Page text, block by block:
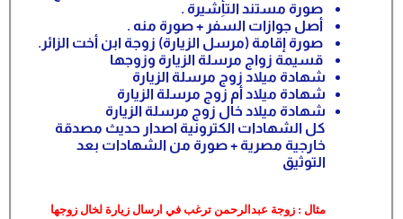
صورة مستند التأِشيرة .
أصل جوازات السفر + صورة منه .
صورة إقامة (مرسل الزيارة) زوجة ابن أخت الزائر.
قسيمة زواج مرسلة الزيارة وزوجها
شهادة ميلاد زوج مرسلة الزيارة
شهادة ميلاد أم زوج مرسلة الزيارة
شهادة ميلاد خال زوج مرسلة الزيارة
كل الشهادات الكترونية اصدار حديث مصدقة
خارجية مصرية + صورة من الشهادات بعد
التوثيق
مثال : زوجة عبدالرحمن ترغب في ارسال زيارة لخال زوجها